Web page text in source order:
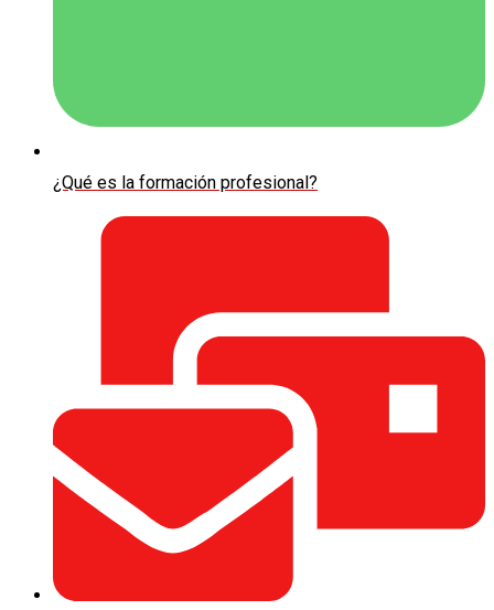
¿Qué es la formación profesional?